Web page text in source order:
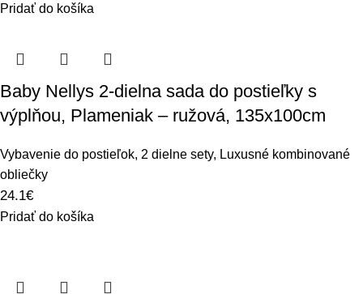
Pridať do košíka
Baby Nellys 2-dielna sada do postieľky s
výplňou, Plameniak – ružová, 135x100cm
Vybavenie do postieľok, 2 dielne sety, Luxusné kombinované
obliečky
24.1€
Pridať do košíka